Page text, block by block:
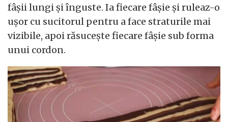
fâșii lungi și înguste. Ia fiecare fâșie și ruleaz-o
ușor cu sucitorul pentru a face straturile mai
vizibile, apoi răsucește fiecare fâșie sub forma
unui cordon.